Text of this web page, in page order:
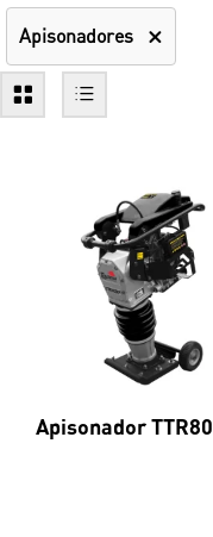
Apisonadores
Apisonador